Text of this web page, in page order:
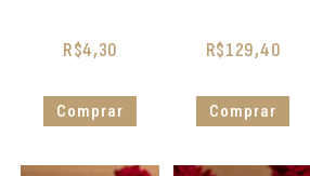
R$4,30
Comprar
R$129,40
Comprar